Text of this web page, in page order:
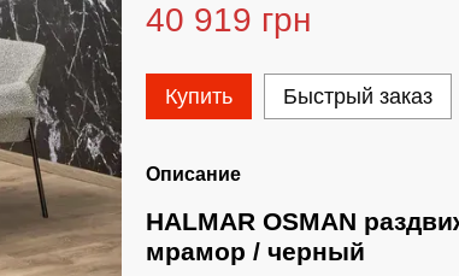
40 919 грн
Купить Быстрый заказ
Описание
HALMAR OSMAN
мрамор / черный